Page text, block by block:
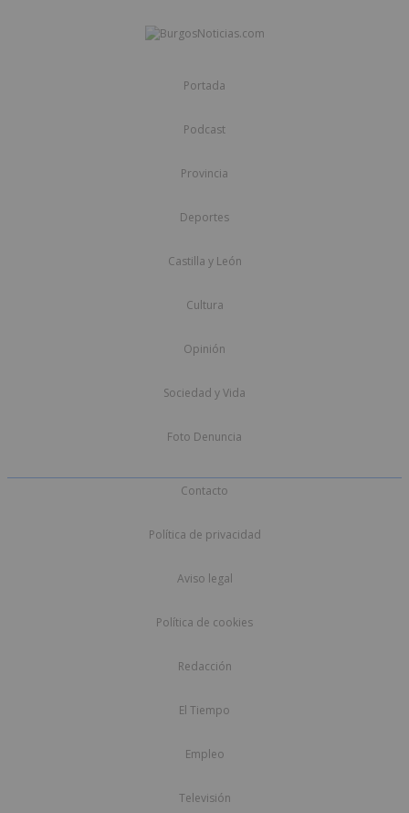
Portada
Podcast
Provincia
Deportes
Castilla y León
Cultura
Opinión
Sociedad y Vida
Foto Denuncia
Contacto
Política de privacidad
Aviso legal
Política de cookies
Redacción
El Tiempo
Empleo
Televisión